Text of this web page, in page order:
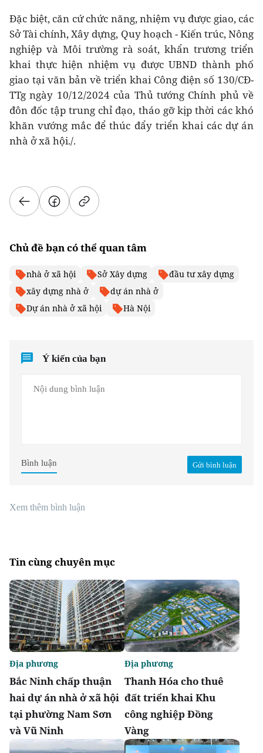
Đặc biệt, căn cứ chức năng, nhiệm vụ được giao, các
Sở Tài chính, Xây dựng, Quy hoạch - Kiến trúc, Nông
nghiệp và Môi trường rà soát, khẩn trương triển
khai thực hiện nhiệm vụ được UBND thành phố
giao tại văn bản về triển khai Công điện số 130/CĐ-
TTg ngày 10/12/2024 của Thủ tướng Chính phủ về
đôn đốc tập trung chỉ đạo, tháo gỡ kịp thời các khó
khăn vướng mắc để thúc đẩy triển khai các dự án
nhà ở xã hội./.
Chủ đề bạn có thể quan tâm
nhà ở xã hội Sở Xây dựng
đầu tư xây dựng
xây dựng nhà ở
dự án nhà ở
Dự án nhà ở xã hội
Hà Nội
Ý kiến của bạn
Gửi bình luận
Bình luận
Xem thêm bình luận
Tin cùng chuyên mục
Bắc Ninh chấp thuận
hai dự án nhà ở xã hội
tại phường Nam Sơn
và Vũ Ninh
Địa phương
Thanh Hóa cho thuê
đất triển khai Khu
công nghiệp Đồng
Vàng
Địa phương